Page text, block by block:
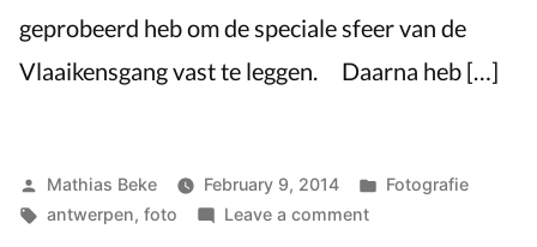
geprobeerd heb om de speciale sfeer van de
Vlaaikensgang vast te leggen. Daarna heb […]
Posted
by
Mathias Beke February 9, 2014
Posted
Fotografie
Tags:
antwerpen,foto Leave a commenton